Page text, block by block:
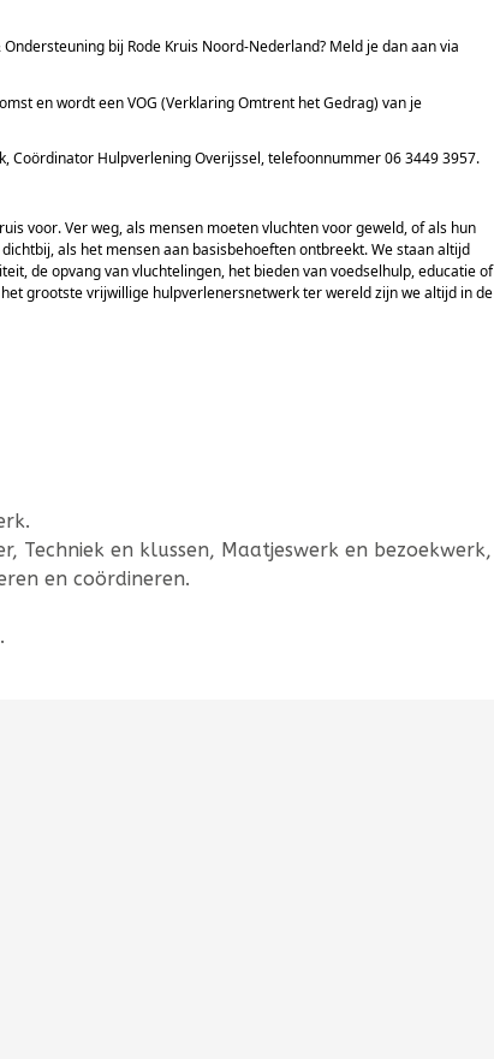
bij Rode Kruis Noord-Nederland? Meld je dan aan via
en wordt een VOG (VerklaringOmtrent het Gedrag) van je
, Coördinator Hulpverlening Overijssel, telefoonnummer 06 3449 3957.
voor. Ver weg, als mensen moeten vluchten voor geweld, of als hun
als het mensen aan basisbehoeften ontbreekt. We staan altijd
de opvang van vluchtelingen, het bieden van voedselhulp, educatie of
grootste vrijwillige hulpverlenersnetwerk ter wereld zijn we altijd in de
Techniek en klussen, Maatjeswerk en bezoekwerk,
en coördineren.